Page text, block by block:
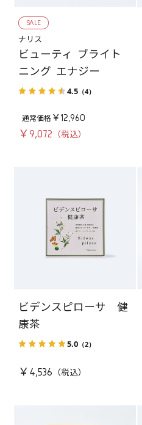
SALE
ナリス
ビューティ ブライト
ニング エナジー
4.5 （4）
￥12,960
￥9,072
ビデンスピローサ 健
康茶
5.0 （2）
￥4,536